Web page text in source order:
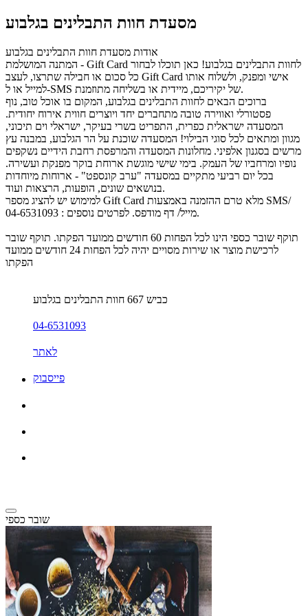
מסעדת חוות התבלינים בגלבוע
אודות מסעדת חוות התבלינים בגלבוע
המתנה המושלמת - Gift Card לחוות התבלינים בגלבוע! כאן תוכלו לבחור
כל סכום או חבילה שתרצו, לעצב Gift Card אישי ומפנק, ולשלוח אותו
למייל או ל-SMS של יקיריכם, מיידית או בשליחה מתוזמנת.
ברוכים הבאים לחוות התבלינים בגלבוע, המקום בו אוכל טוב, נוף
פסטורלי ואווירה טובה מתחברים יחד ויוצרים חווית אירוח יחודית.
המסעדה ישראלית כפרית, התפריט בשרי בעיקר, ישראלי וים תיכוני,
מגוון ומתאים לכל סוגי הבילוי! המסעדה שוכנת על הר הגלבוע, במבנה עץ
מרשים בסגנון אלפיני. מחלונות המסעדה והמרפסת רחבת הידיים נשקפים
נופיו ומרחביו של העמק. בימי שישי מוגשת ארוחת בוקר מפנקת ועשירה.
בכל יום רביעי מתקיים במסעדה "ערב קונספט" - ארוחות מיוחדות
בנושאים שונים, הופעות, הרצאות ועוד.
למימוש יש להציג מספר Gift Card מלא טרם ההזמנה באמצעות SMS/
מייל/ דף מודפס. לפרטים נוספים : 04-6531093 .
תוקף שובר כספי הינו לכל הפחות 60 חודשים ממועד הפקתו. תוקף שובר
לרכישת מוצר או שירות מסויים יהיה לכל הפחות 24 חודשים ממועד
הפקתו
כביש 667 חוות התבלינים בגלבוע
04-6531093
לאתר
פייסבוק
שובר כספי